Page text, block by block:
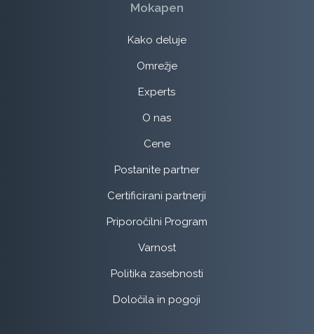
Mokapen
Kako deluje
Omrežje
Experts
O nas
Cene
Postanite partner
Certificirani partnerji
Priporočilni Program
Varnost
Politika zasebnosti
Določila in pogoji